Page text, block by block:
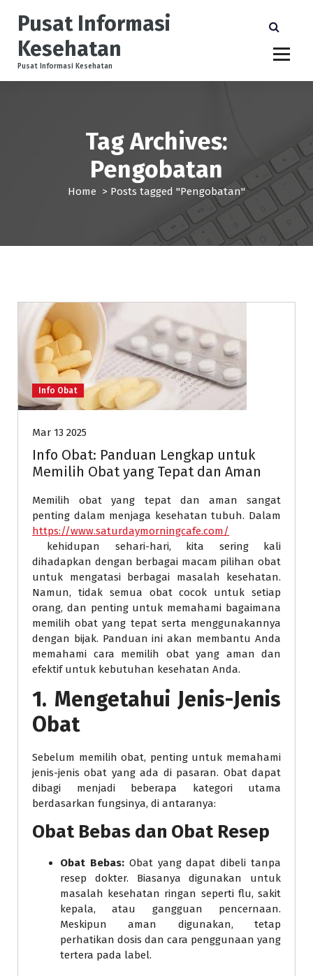
o
Pusat Informasi
Kesehatan
Pusat Informasi Kesehatan
Tag Archives:
Pengobatan
Home > Posts tagged "Pengobatan"
Info Obat
Mar 13 2025
Info Obat: Panduan Lengkap untuk
Memilih Obat yang Tepat dan Aman
Memilih obat yang tepat dan aman sangat
penting dalam menjaga kesehatan tubuh. Dalam
https://www.saturdaymorningcafe.com/
kehidupan sehari-hari, kita sering kali
dihadapkan dengan berbagai macam pilihan obat
untuk mengatasi berbagai masalah kesehatan.
Namun, tidak semua obat cocok untuk setiap
orang, dan penting untuk memahami bagaimana
memilih obat yang tepat serta menggunakannya
dengan bijak. Panduan ini akan membantu Anda
memahami cara memilih obat yang aman dan
efektif untuk kebutuhan kesehatan Anda.
1. Mengetahui Jenis-Jenis
Obat
Sebelum memilih obat, penting untuk memahami
jenis-jenis obat yang ada di pasaran. Obat dapat
dibagi menjadi beberapa kategori utama
berdasarkan fungsinya, di antaranya:
Obat Bebas dan Obat Resep
Obat Bebas:Obat yang dapat dibeli tanpa
resep dokter. Biasanya digunakan untuk
masalah kesehatan ringan seperti flu, sakit
kepala, atau gangguan pencernaan.
Meskipun aman digunakan, tetap
perhatikan dosis dan cara penggunaan yang
tertera pada label.